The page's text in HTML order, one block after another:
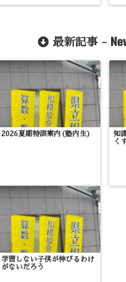
最新記事 -
2026夏期特訓案内(塾内生)
知
く
学習しない子供が伸びるわけ
がないだろう